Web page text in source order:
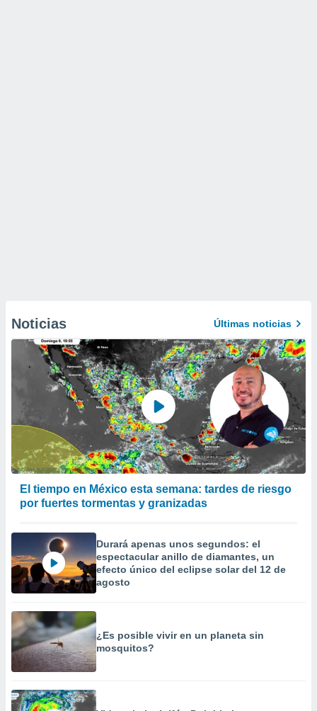
Noticias Últimas noticias
El tiempo en México esta semana: tardes de riesgo
por fuertes tormentas y granizadas
Durará apenas unos segundos: el
espectacular anillo de diamantes, un
efecto único del eclipse solar del 12 de
agosto
¿Es posible vivir en un planeta sin
mosquitos?